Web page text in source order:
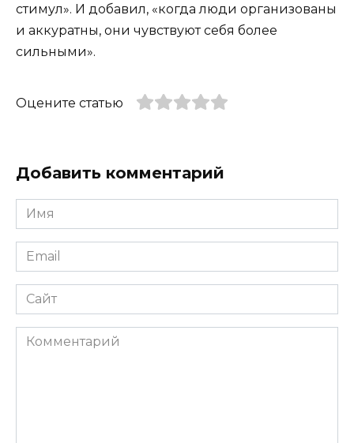
стимул». И добавил, «когда люди организованы
и аккуратны, они чувствуют себя более
сильными».
Оцените статью
Добавить комментарий
Имя
*
Email
*
Сайт
Комментарий